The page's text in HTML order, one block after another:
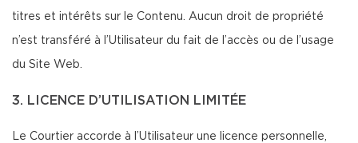
titres et intérêts sur le Contenu. Aucun droit de propriété
n’est transféré à l’Utilisateur du fait de l’accès ou de l’usage
du Site Web.
3. LICENCE D’UTILISATION LIMITÉE
Le Courtier accorde à l’Utilisateur une licence personnelle,